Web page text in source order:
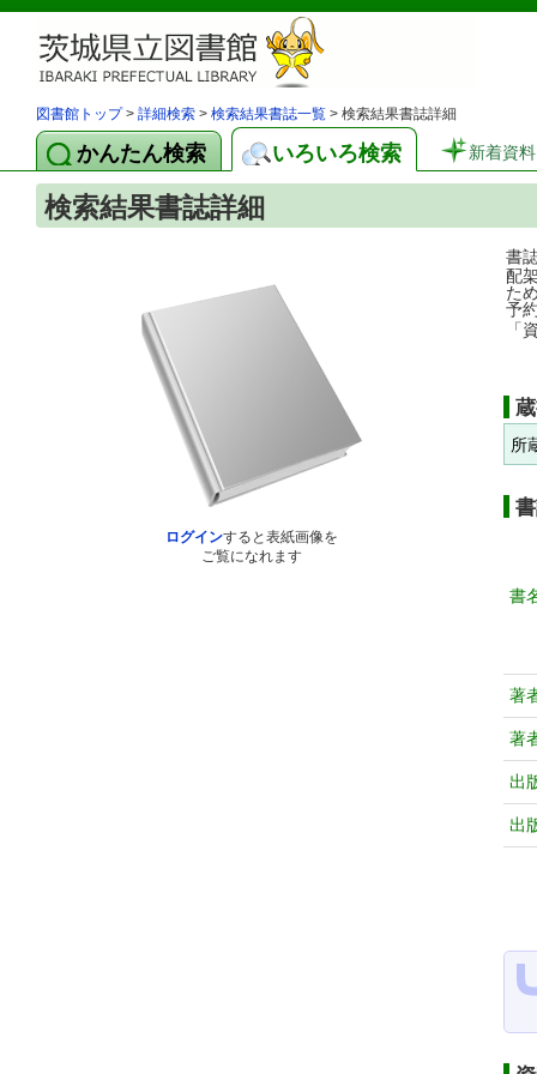
図書館トップ> 詳細検索 > 検索結果書誌一覧 > 検索結果書誌詳細
かんたん検索 いろいろ検索 新着資料
検索結果書誌詳細
ログインすると表紙画像を
ご覧になれます
書
配
た
予
「
所
書
著
著
出
出